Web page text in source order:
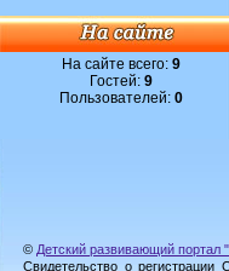
На сайте всего: 9
Гостей: 9
Пользователей: 0
© Детский развивающий портал
Свидетельство о регистрации